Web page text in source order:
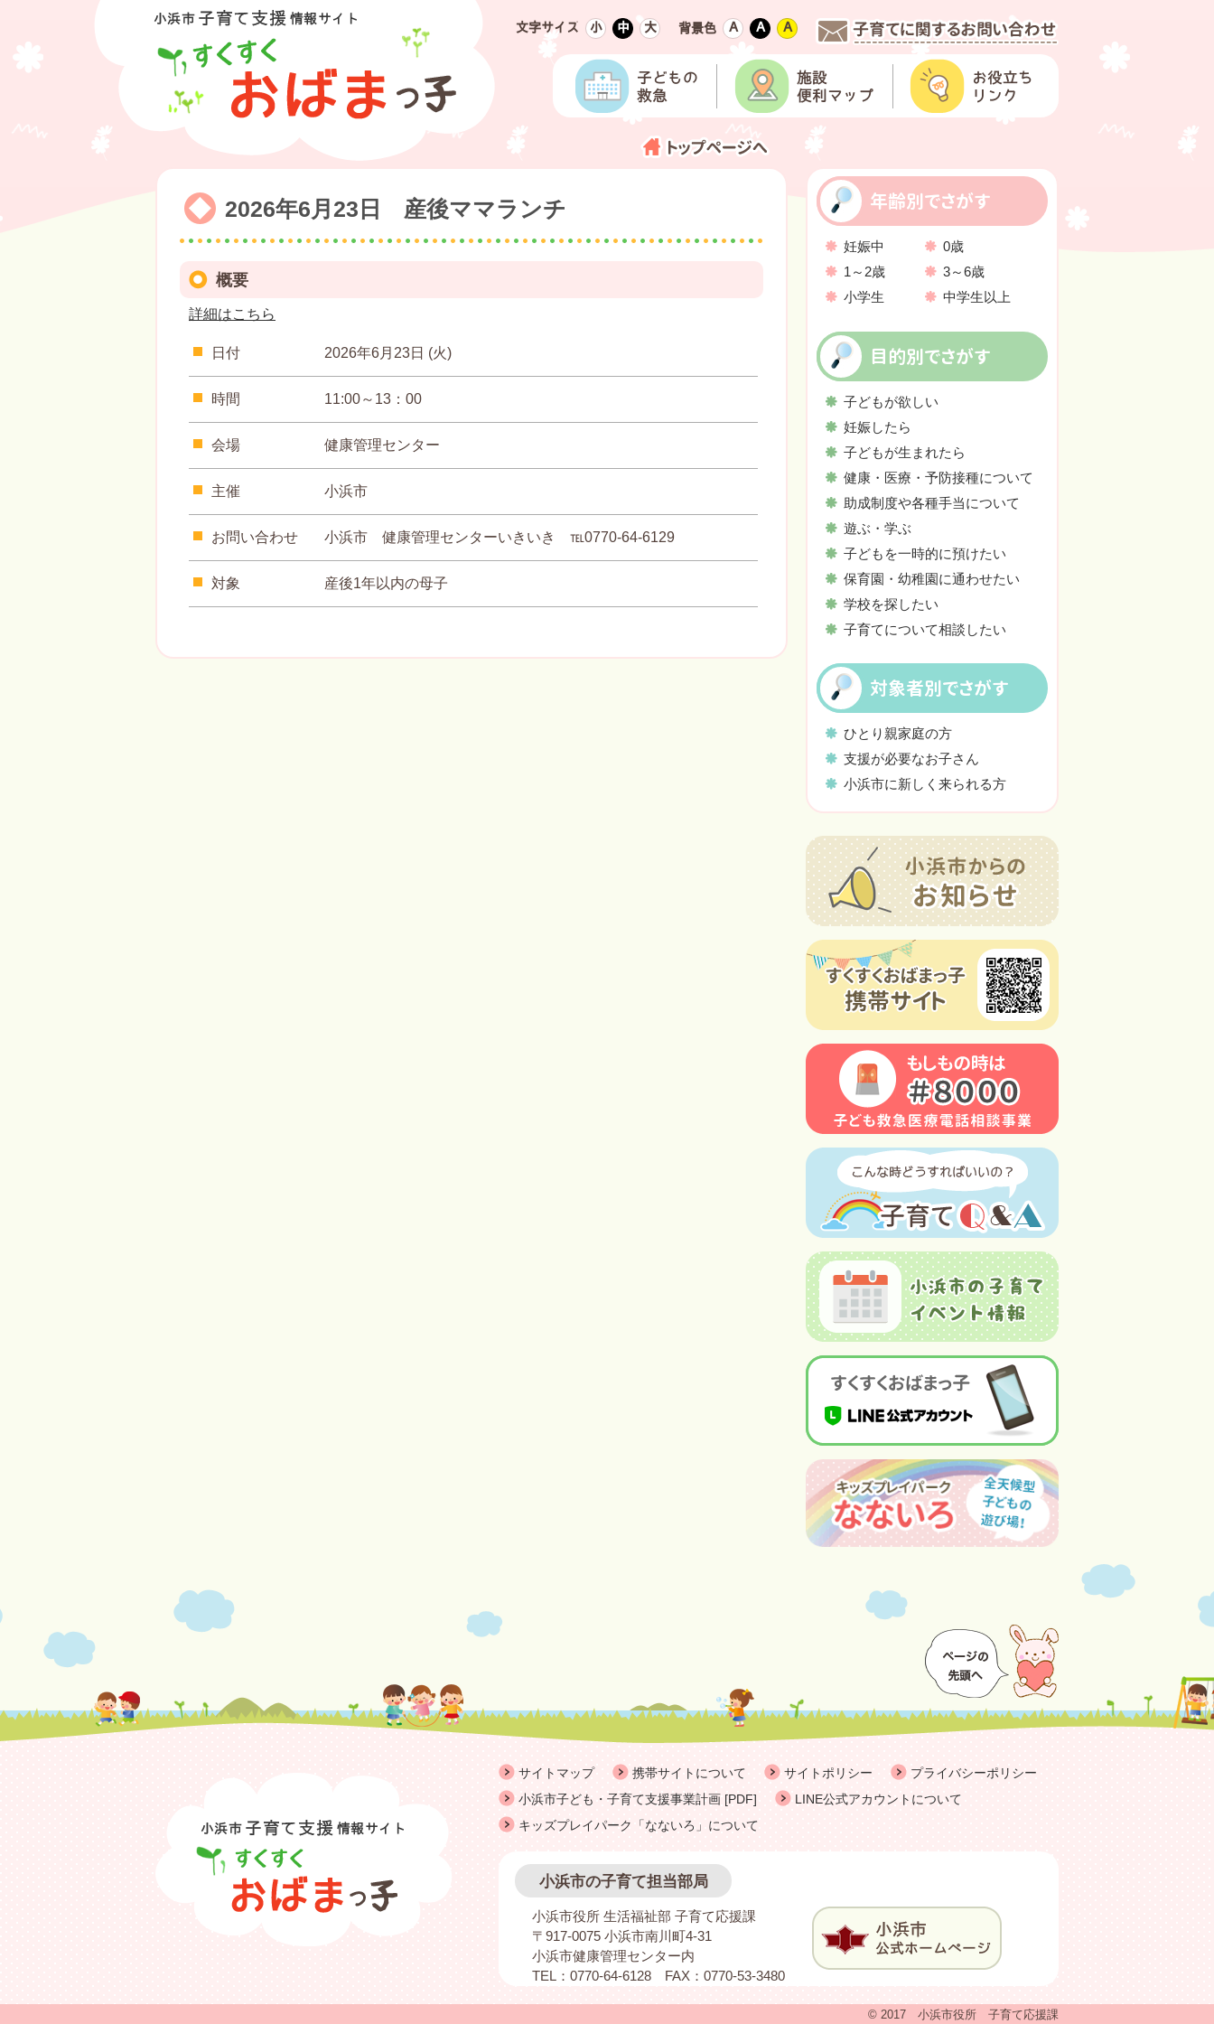
文字サイズ 小 中 大 背景色 Ａ Ａ Ａ
2026年6月23日 産後ママランチ
概要
詳細はこちら
日付 2026年6月23日 (火)
時間 11:00～13：00
会場 健康管理センター
主催 小浜市
お問い合わせ 小浜市 健康管理センターいきいき ℡0770-64-6129
対象 産後1年以内の母子
年齢別でさがす
妊娠中
0歳
1～2歳
3～6歳
小学生
中学生以上
目的別でさがす
子どもが欲しい
妊娠したら
子どもが生まれたら
健康・医療・予防接種について
助成制度や各種手当について
遊ぶ・学ぶ
子どもを一時的に預けたい
保育園・幼稚園に通わせたい
学校を探したい
子育てについて相談したい
対象者別でさがす
ひとり親家庭の方
支援が必要なお子さん
小浜市に新しく来られる方
サイトマップ 携帯サイトについて サイトポリシー
プライバシーポリシー
小浜市子ども・子育て支援事業計画 [PDF]
LINE公式アカウントについて
キッズプレイパーク「なないろ」について
小浜市の子育て担当部局
小浜市役所 生活福祉部 子育て応援課
〒917-0075 小浜市南川町4-31
小浜市健康管理センター内
TEL：0770-64-6128 FAX：0770-53-3480
© 2017 小浜市役所 子育て応援課